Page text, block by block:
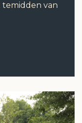
temidden van